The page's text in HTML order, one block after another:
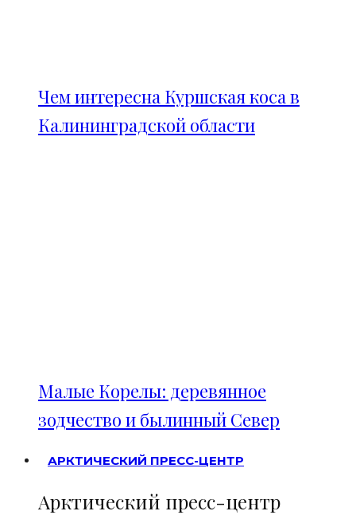
Чем интересна Куршская коса в
Калининградской области
Малые Корелы: деревянное
зодчество и былинный Север
АРКТИЧЕСКИЙ ПРЕСС-ЦЕНТР
Арктический пресс-центр